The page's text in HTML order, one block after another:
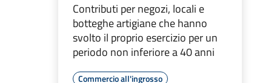
Contributi per negozi, locali e
botteghe artigiane che hanno
svolto il proprio esercizio per un
periodo non inferiore a 40 anni
Commercio all'ingrosso